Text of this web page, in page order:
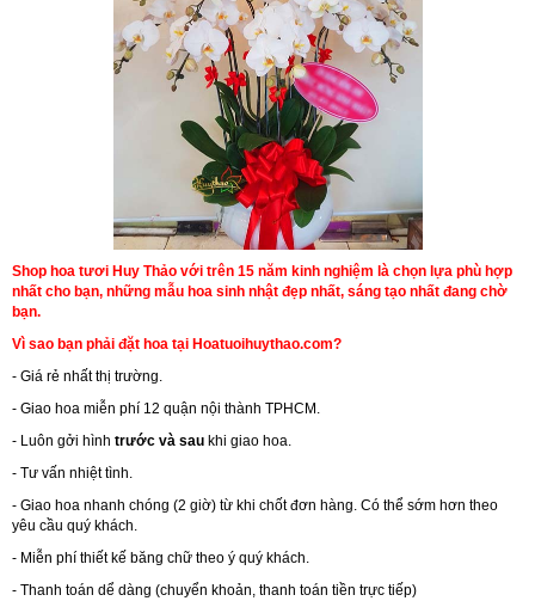
Shop hoa tươi Huy Thảo với trên 15 năm kinh nghiệm là chọn lựa phù hợp
nhất cho bạn, những mẫu hoa sinh nhật đẹp nhất, sáng tạo nhất đang chờ
bạn.
Vì sao bạn phải đặt hoa tại Hoatuoihuythao.com?
- Giá rẻ nhất thị trường.
- Giao hoa miễn phí 12 quận nội thành TPHCM.
- Luôn gởi hình trước và sau khi giao hoa.
- Tư vấn nhiệt tình.
- Giao hoa nhanh chóng (2 giờ) từ khi chốt đơn hàng. Có thể sớm hơn theo
yêu cầu quý khách.
- Miễn phí thiết kế băng chữ theo ý quý khách.
- Thanh toán dể dàng (chuyển khoản, thanh toán tiền trực tiếp)